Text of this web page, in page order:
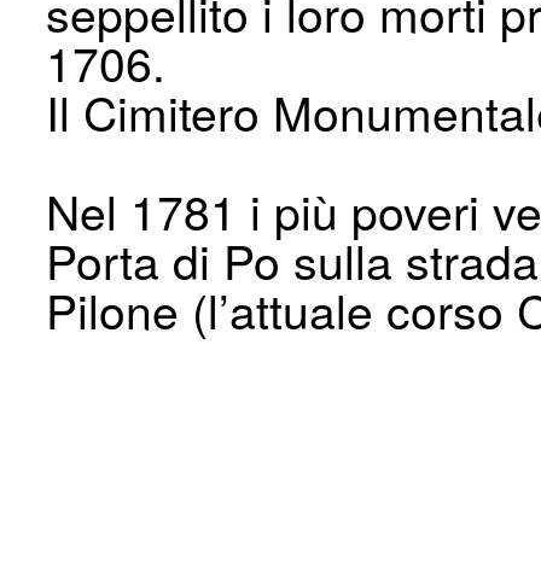
1706.
Il Cimitero
Nel 1781 i più poveri
Porta di Po sulla
Pilone (l’attuale corso